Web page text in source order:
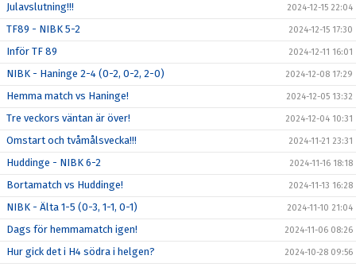
Julavslutning!!! 2024-12-15 22:04
TF89 - NIBK 5-2 2024-12-15 17:30
Inför TF 89 2024-12-11 16:01
NIBK - Haninge 2-4 (0-2, 0-2, 2-0) 2024-12-08 17:29
Hemma match vs Haninge! 2024-12-05 13:32
Tre veckors väntan är över! 2024-12-04 10:31
Omstart och tvåmålsvecka!!! 2024-11-21 23:31
Huddinge - NIBK 6-2 2024-11-16 18:18
Bortamatch vs Huddinge! 2024-11-13 16:28
NIBK - Älta 1-5 (0-3, 1-1, 0-1) 2024-11-10 21:04
Dags för hemmamatch igen! 2024-11-06 08:26
Hur gick det i H4 södra i helgen? 2024-10-28 09:56